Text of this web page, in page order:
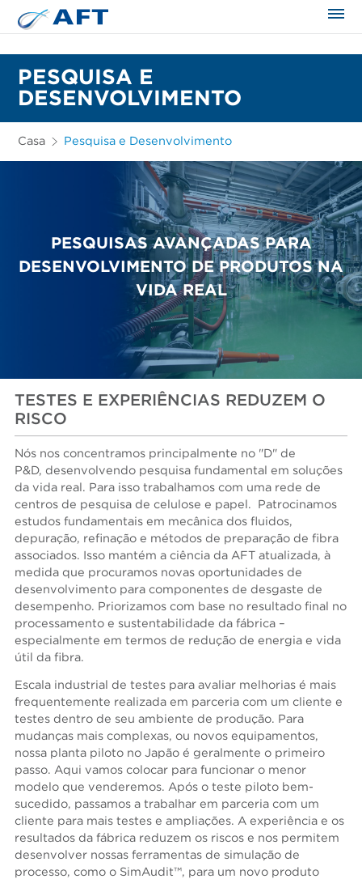
PESQUISA E
DESENVOLVIMENTO
Casa Pesquisa e Desenvolvimento
PESQUISAS AVANÇADAS PARA
DESENVOLVIMENTO DE PRODUTOS NA
VIDA REAL
TESTES E EXPERIÊNCIAS REDUZEM O
RISCO
Nós nos concentramos principalmente no "D" de
P&D, desenvolvendo pesquisa fundamental em soluções
da vida real. Para isso trabalhamos com uma rede de
centros de pesquisa de celulose e papel. Patrocinamos
estudos fundamentais em mecânica dos fluidos,
depuração, refinação e métodos de preparação de fibra
associados. Isso mantém a ciência da AFT atualizada, à
medida que procuramos novas oportunidades de
desenvolvimento para componentes de desgaste de
desempenho. Priorizamos com base no resultado final no
processamento e sustentabilidade da fábrica –
especialmente em termos de redução de energia e vida
útil da fibra.
Escala industrial de testes para avaliar melhorias é mais
frequentemente realizada em parceria com um cliente e
testes dentro de seu ambiente de produção. Para
mudanças mais complexas, ou novos equipamentos,
nossa planta piloto no Japão é geralmente o primeiro
passo. Aqui vamos colocar para funcionar o menor
modelo que venderemos. Após o teste piloto bem-
sucedido, passamos a trabalhar em parceria com um
cliente para mais testes e ampliações. A experiência e os
resultados da fábrica reduzem os riscos e nos permitem
desenvolver nossas ferramentas de simulação de
processo, como o SimAudit™, para um novo produto